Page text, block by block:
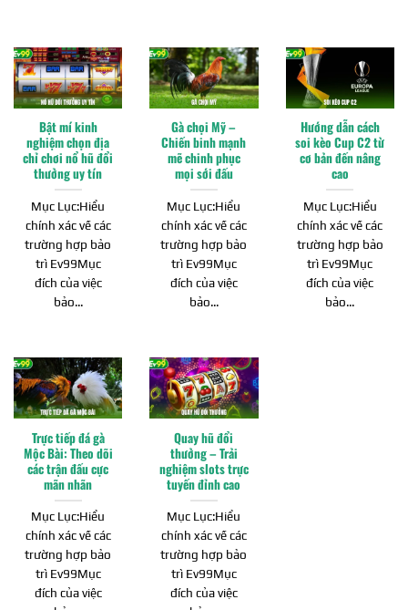
Bật mí kinh
nghiệm chọn địa
chỉ chơi nổ hũ đổi
thưởng uy tín
Mục Lục:Hiểu
chính xác về các
trường hợp bảo
trì Ev99Mục
đích của việc
bảo...
Gà chọi Mỹ –
Chiến binh mạnh
mẽ chinh phục
mọi sới đấu
Mục Lục:Hiểu
chính xác về các
trường hợp bảo
trì Ev99Mục
đích của việc
bảo...
Hướng dẫn cách
soi kèo Cup C2 từ
cơ bản đến nâng
cao
Mục Lục:Hiểu
chính xác về các
trường hợp bảo
trì Ev99Mục
đích của việc
bảo...
Trực tiếp đá gà
Mộc Bài: Theo dõi
các trận đấu cực
mãn nhãn
Mục Lục:Hiểu
chính xác về các
trường hợp bảo
trì Ev99Mục
đích của việc
Quay hũ đổi
thưởng – Trải
nghiệm slots trực
tuyến đỉnh cao
Mục Lục:Hiểu
chính xác về các
trường hợp bảo
trì Ev99Mục
đích của việc